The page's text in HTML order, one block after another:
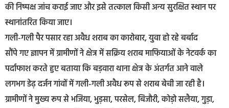
की निष्पक्ष जांच कराई जाए और इसे तत्काल किसी अन्य सुरक्षित स्थान पर
स्थानांतरित किया जाए।
​गली-गली पैर पसार रहा अवैध शराब का कारोबार, युवा हो रहे बर्बाद
​सौंपे गए ज्ञापन में ग्रामीणों ने क्षेत्र में सक्रिय शराब माफियाओं के नेटवर्क का
पर्दाफाश करते हुए बताया कि बड़वारा थाना क्षेत्र के अंतर्गत आने वाले
लगभग डेढ़ दर्जन गांवों में गली-गली अवैध रूप से शराब बेची जा रही है।
ग्रामीणों ने मुख्य रूप से ​भजिया, भुड़सा, परसेल, बिजौरी, कोड़ो ​सलैया, गुड़ा,